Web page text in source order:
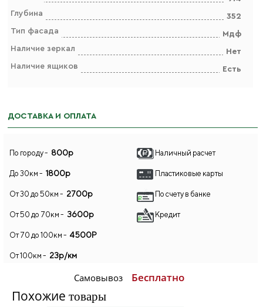
Глубина
352
Тип фасада
Мдф
Наличие зеркал
Нет
Наличие ящиков
Есть
ДОСТАВКА И ОПЛАТА
По городу - 800р
До 30км - 1800р
От 30 до 50км - 2700р
От 50 до 70км - 3600р
От 70 до 100км - 4500Р
От 100км - 23р/км
Самовывоз Бесплатно
Наличный расчет
Пластиковые карты
По счету в банке
Кредит
Похожие товары